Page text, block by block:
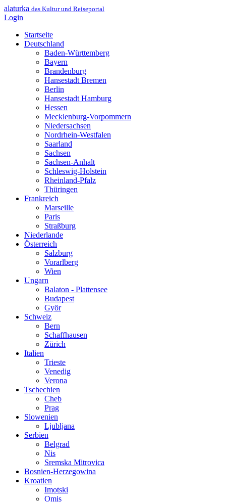
alaturka das Kultur und Reiseportal
Login
Startseite
Deutschland
Baden-Württemberg
Bayern
Brandenburg
Hansestadt Bremen
Berlin
Hansestadt Hamburg
Hessen
Mecklenburg-Vorpommern
Niedersachsen
Nordrhein-Westfalen
Saarland
Sachsen
Sachsen-Anhalt
Schleswig-Holstein
Rheinland-Pfalz
Thüringen
Frankreich
Marseille
Paris
Straßburg
Niederlande
Österreich
Salzburg
Vorarlberg
Wien
Ungarn
Balaton - Plattensee
Budapest
Györ
Schweiz
Bern
Schaffhausen
Zürich
Italien
Trieste
Venedig
Verona
Tschechien
Cheb
Prag
Slowenien
Ljubljana
Serbien
Belgrad
Nis
Sremska Mitrovica
Bosnien-Herzegowina
Kroatien
Imotski
Omis